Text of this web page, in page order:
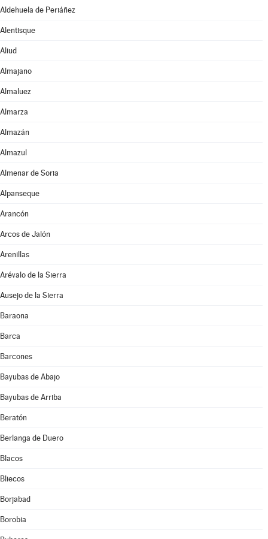
Aldehuela de Periáñez
Alentisque
Aliud
Almajano
Almaluez
Almarza
Almazán
Almazul
Almenar de Soria
Alpanseque
Arancón
Arcos de Jalón
Arenillas
Arévalo de la Sierra
Ausejo de la Sierra
Baraona
Barca
Barcones
Bayubas de Abajo
Bayubas de Arriba
Beratón
Berlanga de Duero
Blacos
Bliecos
Borjabad
Borobia